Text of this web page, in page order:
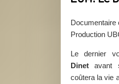
Documentaire
Production
Le dernier
Dinet avant
coûtera la vie